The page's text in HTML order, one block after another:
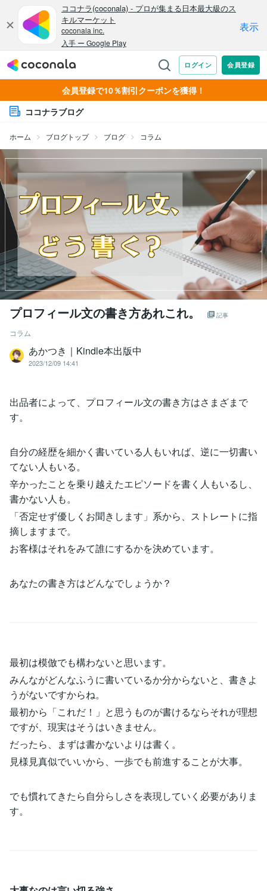
会員登録で10％割引クーポンを獲得！
ココナラブログ
ホーム ブログトップ ブログ コラム
プロフィール文の書き方あれこれ。 記事
コラム
あかつき｜Kindle本出版中
2023/12/09 14:41
出品者によって、プロフィール文の書き方はさまざまで
す。
自分の経歴を細かく書いている人もいれば、逆に一切書い
てない人もいる。
辛かったことを乗り越えたエピソードを書く人もいるし、
書かない人も。
「否定せず優しくお聞きします」系から、ストレートに指
摘しますまで。
お客様はそれをみて誰にするかを決めています。
あなたの書き方はどんなでしょうか？
最初は模倣でも構わないと思います。
みんながどんなふうに書いているか分からないと、書きよ
うがないですからね。
最初から「これだ！」と思うものが書けるならそれが理想
ですが、現実はそうはいきません。
だったら、まずは書かないよりは書く。
見様見真似でいいから、一歩でも前進することが大事。
でも慣れてきたら自分らしさを表現していく必要がありま
す。